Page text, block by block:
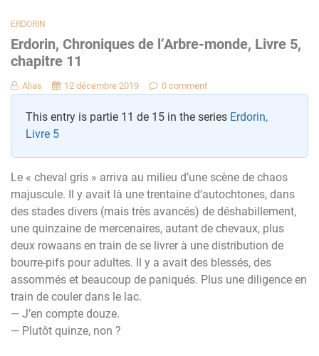
ERDORIN
Erdorin, Chroniques de l’Arbre-monde, Livre 5,
chapitre 11
Alias 12 décembre 2019 0 comment
This entry is partie 11 de 15 in the series Erdorin,
Livre 5
Le « cheval gris » arriva au milieu d’une scène de chaos
majuscule. Il y avait là une trentaine d’autochtones, dans
des stades divers (mais très avancés) de déshabillement,
une quinzaine de mercenaires, autant de chevaux, plus
deux rowaans en train de se livrer à une distribution de
bourre-pifs pour adultes. Il y a avait des blessés, des
assommés et beaucoup de paniqués. Plus une diligence en
train de couler dans le lac.
— J’en compte douze.
— Plutôt quinze, non ?